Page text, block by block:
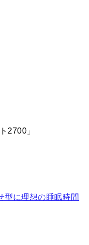
2700」
型に理想の睡眠時間